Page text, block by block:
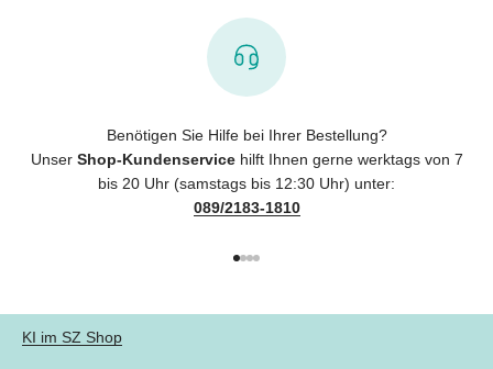
Benötigen Sie Hilfe bei Ihrer Bestellung?
Unser Shop-Kundenservicehilft Ihnen gerne werktags von 7
bis 20 Uhr (samstags bis 12:30 Uhr) unter:
089/2183-1810
KI im SZ Shop